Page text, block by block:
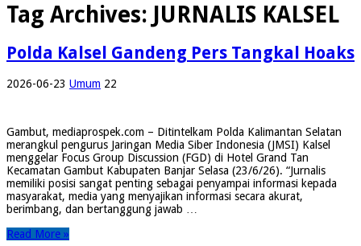
Tag Archives: JURNALIS KALSEL
Polda Kalsel Gandeng Pers Tangkal Hoaks
2026-06-23 Umum 22
Gambut, mediaprospek.com – Ditintelkam Polda Kalimantan Selatan
merangkul pengurus Jaringan Media Siber Indonesia (JMSI) Kalsel
menggelar Focus Group Discussion (FGD) di Hotel Grand Tan
Kecamatan Gambut Kabupaten Banjar Selasa (23/6/26). “Jurnalis
memiliki posisi sangat penting sebagai penyampai informasi kepada
masyarakat, media yang menyajikan informasi secara akurat,
berimbang, dan bertanggung jawab …
Read More »